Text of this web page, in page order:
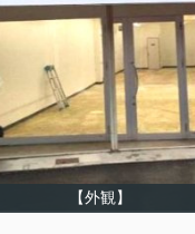
【外観】